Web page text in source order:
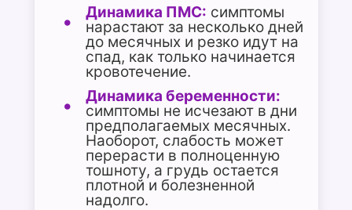
Динамика ПМС: симптомы
нарастают за несколько дней
до месячных и резко идут на
спад, как только начинается
кровотечение.
Динамика беременности:
симптомы не исчезают в дни
предполагаемых месячных.
Наоборот, слабость может
перерасти в полноценную
тошноту, а грудь остается
плотной и болезненной
надолго.